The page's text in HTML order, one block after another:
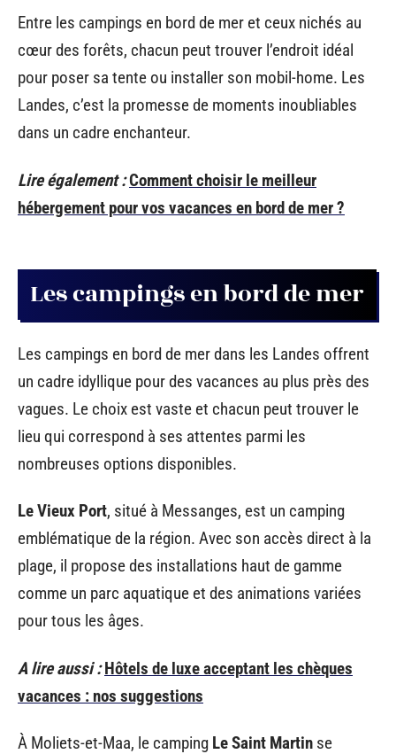
Entre les campings en bord de mer et ceux nichés au
cœur des forêts, chacun peut trouver l’endroit idéal
pour poser sa tente ou installer son mobil-home. Les
Landes, c’est la promesse de moments inoubliables
dans un cadre enchanteur.
Lire également :Comment choisir le meilleur
hébergement pour vos vacances en bord de mer ?
Les campings en bord de mer
Les campings en bord de mer dans les Landes offrent
un cadre idyllique pour des vacances au plus près des
vagues. Le choix est vaste et chacun peut trouver le
lieu qui correspond à ses attentes parmi les
nombreuses options disponibles.
Le Vieux Port, situé à Messanges, est un camping
emblématique de la région. Avec son accès direct à la
plage, il propose des installations haut de gamme
comme un parc aquatique et des animations variées
pour tous les âges.
A lire aussi : Hôtels de luxe acceptant les chèques
vacances : nos suggestions
À Moliets-et-Maa, le camping Le Saint Martin se